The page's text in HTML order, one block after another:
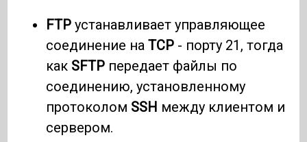
FTP устанавливает управляющее
соединение наTCP - порту 21, тогда
как SFTP передает файлы по
соединению, установленному
протоколом SSH между клиентом и
сервером.